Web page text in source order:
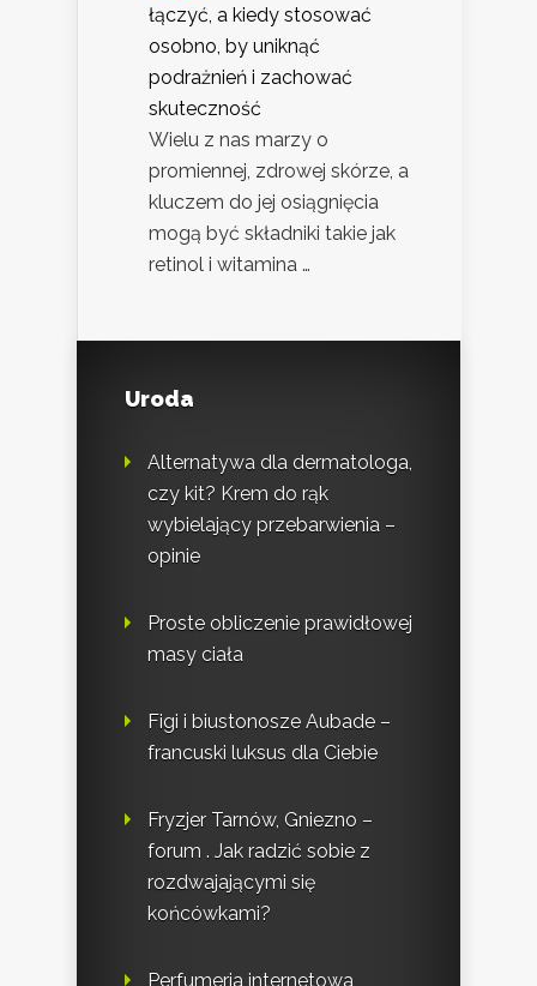
łączyć, a kiedy stosować
osobno, by uniknąć
podrażnień i zachować
skuteczność
Wielu z nas marzy o
promiennej, zdrowej skórze, a
kluczem do jej osiągnięcia
mogą być składniki takie jak
retinol i witamina …
Uroda
Alternatywa dla dermatologa,
czy kit? Krem do rąk
wybielający przebarwienia –
opinie
Proste obliczenie prawidłowej
masy ciała
Figi i biustonosze Aubade –
francuski luksus dla Ciebie
Fryzjer Tarnów, Gniezno –
forum . Jak radzić sobie z
rozdwajającymi się
końcówkami?
Perfumeria internetowa